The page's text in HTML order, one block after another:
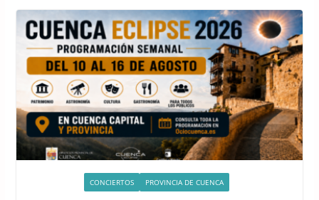
CONCIERTOS PROVINCIA DE CUENCA